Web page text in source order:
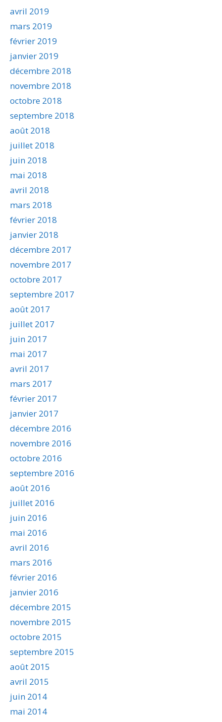
avril 2019
mars 2019
février 2019
janvier 2019
décembre 2018
novembre 2018
octobre 2018
septembre 2018
août 2018
juillet 2018
juin 2018
mai 2018
avril 2018
mars 2018
février 2018
janvier 2018
décembre 2017
novembre 2017
octobre 2017
septembre 2017
août 2017
juillet 2017
juin 2017
mai 2017
avril 2017
mars 2017
février 2017
janvier 2017
décembre 2016
novembre 2016
octobre 2016
septembre 2016
août 2016
juillet 2016
juin 2016
mai 2016
avril 2016
mars 2016
février 2016
janvier 2016
décembre 2015
novembre 2015
octobre 2015
septembre 2015
août 2015
avril 2015
juin 2014
mai 2014